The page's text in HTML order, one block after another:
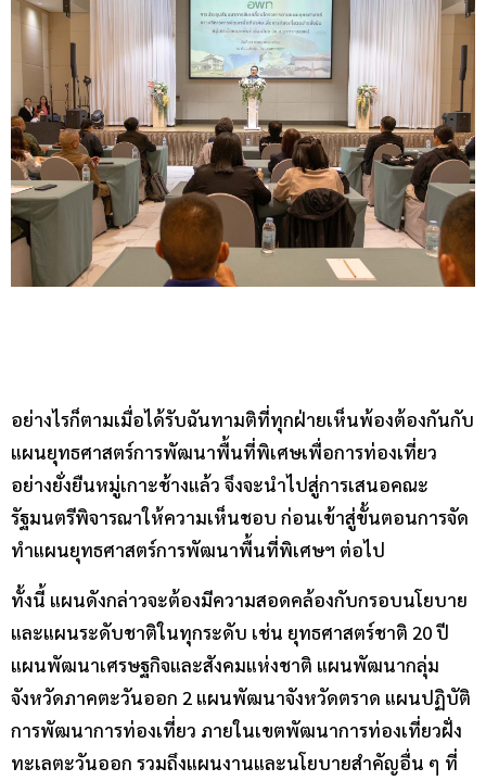
อย่างไรก็ตามเมื่อได้รับฉันทามติที่ทุกฝ่ายเห็นพ้องต้องกันกับ
แผนยุทธศาสตร์การพัฒนาพื้นที่พิเศษเพื่อการท่องเที่ยว
อย่างยั่งยืนหมู่เกาะช้างแล้ว จึงจะนำไปสู่การเสนอคณะ
รัฐมนตรีพิจารณาให้ความเห็นชอบ ก่อนเข้าสู่ขั้นตอนการจัด
ทำแผนยุทธศาสตร์การพัฒนาพื้นที่พิเศษฯ ต่อไป
ทั้งนี้ แผนดังกล่าวจะต้องมีความสอดคล้องกับกรอบนโยบาย
และแผนระดับชาติในทุกระดับ เช่น ยุทธศาสตร์ชาติ 20 ปี
แผนพัฒนาเศรษฐกิจและสังคมแห่งชาติ แผนพัฒนากลุ่ม
จังหวัดภาคตะวันออก 2 แผนพัฒนาจังหวัดตราด แผนปฏิบัติ
การพัฒนาการท่องเที่ยว ภายในเขตพัฒนาการท่องเที่ยวฝั่ง
ทะเลตะวันออก รวมถึงแผนงานและนโยบายสำคัญอื่น ๆ ที่